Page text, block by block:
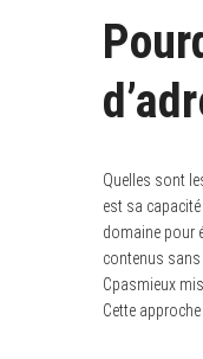
Quelles sont
est sa
domaine pour
contenus
Cpasmieux
Cette